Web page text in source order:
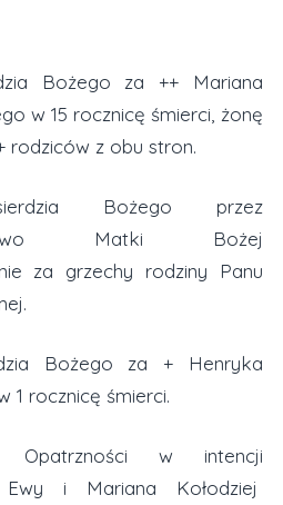
Bożego za ++ Mariana
w 15 rocznicę śmierci, żonę
rodziców z obu stron.
Bożego przez
Matki Bożej
za grzechy rodziny Panu
Bożego za + Henryka
1 rocznicę śmierci.
w intencji
Ewy i Mariana Kołodziej